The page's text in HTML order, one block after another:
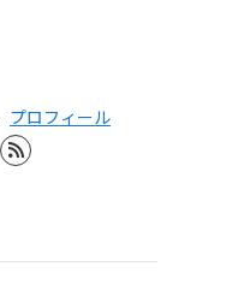
プロフィール